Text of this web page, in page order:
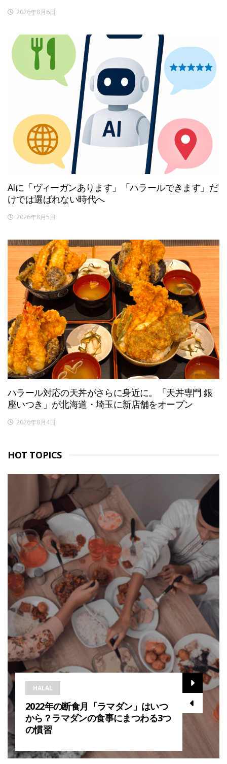
2026年8月6日
AIに「ヴィーガンあります」「ハラールできます」だ
けでは選ばれない時代へ
2026年8月5日
ハラール対応の天丼がさらに身近に。「天丼専門 銀
座いつき」が北海道・埼玉に新店舗をオープン
2026年8月4日
HOT TOPICS
HALAL
2022年の断食月「ラマダン」はいつ
から？ラマダンの食事にまつわる3つ
の慣習